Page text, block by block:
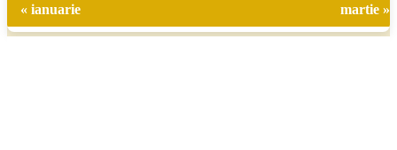
« ianuarie martie »